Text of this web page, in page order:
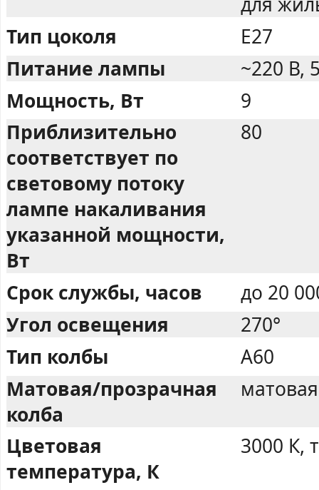
Тип цоколя
E27
Питание лампы
~220 В,
Мощность, Вт
9
Приблизительно
соответствует по
световому потоку
лампе накаливания
указанной мощности,
Вт
80
Срок службы, часов
до 20
Угол освещения
270°
Тип колбы
А60
Матовая/прозрачная
колба
матовая
Цветовая
температура, К
3000 К,